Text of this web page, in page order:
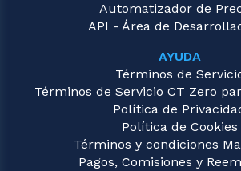
Automatizador de
API - Área de
AYUDA
Términos de
Términos de Servicio CT Zero
Política de
Política de Cookies
Términos y condiciones
Pagos, Comisiones y